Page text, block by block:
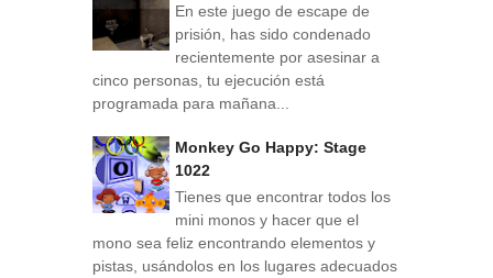
En este juego de escape de
prisión, has sido condenado
recientemente por asesinar a
cinco personas, tu ejecución está
programada para mañana...
Monkey Go Happy: Stage
1022
Tienes que encontrar todos los
mini monos y hacer que el
mono sea feliz encontrando elementos y
pistas, usándolos en los lugares adecuados